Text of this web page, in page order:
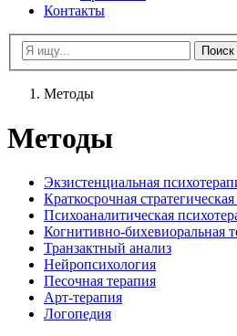
Контакты
Методы
Методы
Экзистенциальная
Краткосрочная
Психоаналитическая
Когнитивно-бихевиоральная
Транзактный анализ
Нейропсихология
Песочная терапия
Арт-терапия
Логопедия